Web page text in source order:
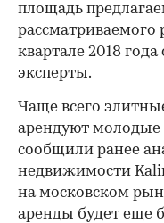
площадь
рассматриваемого
квартале 2018
эксперты.
Чаще всего
арендуют молодые
сообщили ранее
недвижимости
на московском
аренды будет еще